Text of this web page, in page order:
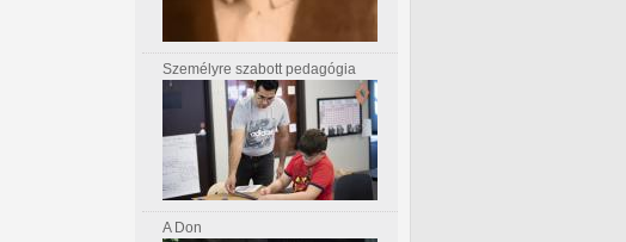
Személyre szabott pedagógia
A Don